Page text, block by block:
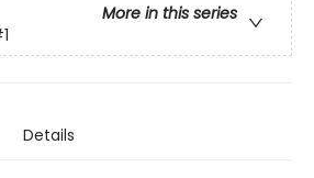
More in this series
Details